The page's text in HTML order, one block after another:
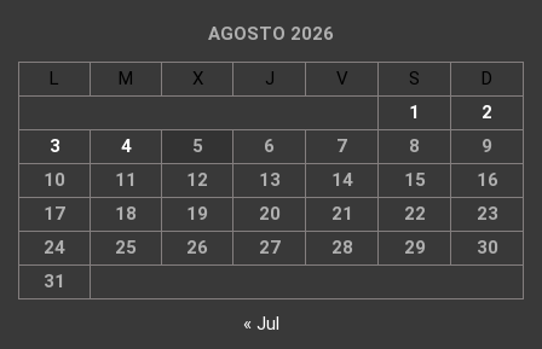
AGOSTO 2026
L M X J V S
D
1
2
3
4 5 6 7 8
9
10
11 12 13 14 15
16
17
18 19 20 21 22
23
24
25 26 27 28 29
30
31
« Jul